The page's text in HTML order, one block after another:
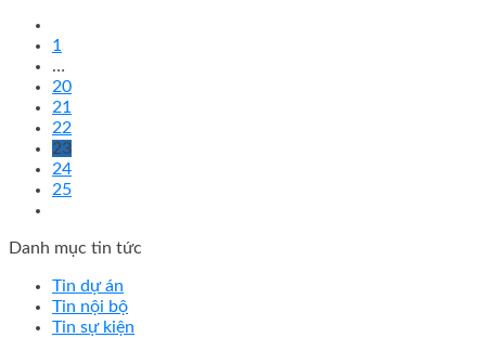
1
…
20
21
22
23
24
25
Danh mục tin tức
Tin dự án
Tin nội bộ
Tin sự kiện